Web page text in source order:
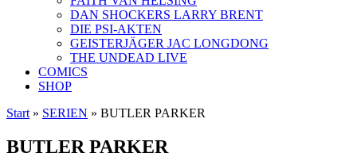
DAN SHOCKERS LARRY BRENT
DIE PSI-AKTEN
GEISTERJÄGER JAC LONGDONG
THE UNDEAD LIVE
COMICS
SHOP
Start » SERIEN » BUTLER PARKER
BUTLER PARKER